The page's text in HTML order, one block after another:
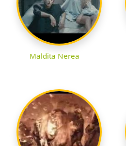
Maldita Nerea